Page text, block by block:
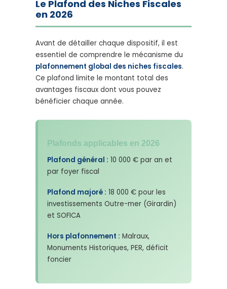
Le Plafond des Niches Fiscales
en 2026
Avant de détailler chaque dispositif, il est
essentiel de comprendre le mécanisme du
plafonnement global des niches fiscales.
Ce plafond limite le montant total des
avantages fiscaux dont vous pouvez
bénéficier chaque année.
Plafonds applicables en 2026
Plafond général : 10 000 € par an et
par foyer fiscal
Plafond majoré : 18 000 € pour les
investissements Outre-mer (Girardin)
et SOFICA
Hors plafonnement : Malraux,
Monuments Historiques, PER, déficit
foncier